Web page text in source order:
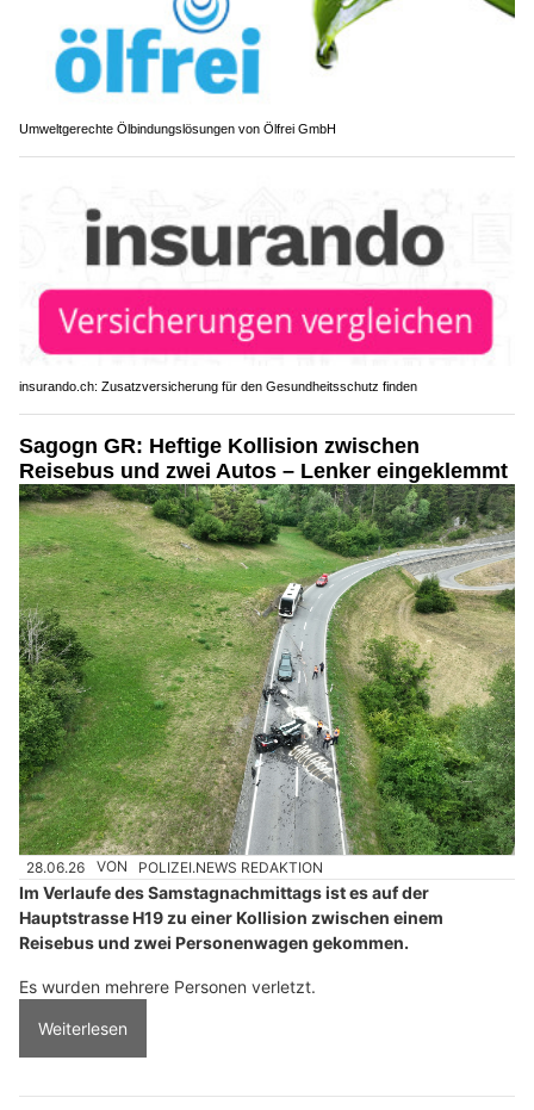
Umweltgerechte Ölbindungslösungen von Ölfrei GmbH
insurando.ch: Zusatzversicherung für den Gesundheitsschutz finden
Sagogn GR: Heftige Kollision zwischen
Reisebus und zwei Autos – Lenker eingeklemmt
28.06.26 VON POLIZEI.NEWS REDAKTION
Im Verlaufe des Samstagnachmittags ist es auf der
Hauptstrasse H19 zu einer Kollision zwischen einem
Reisebus und zwei Personenwagen gekommen.
Es wurden mehrere Personen verletzt.
Weiterlesen